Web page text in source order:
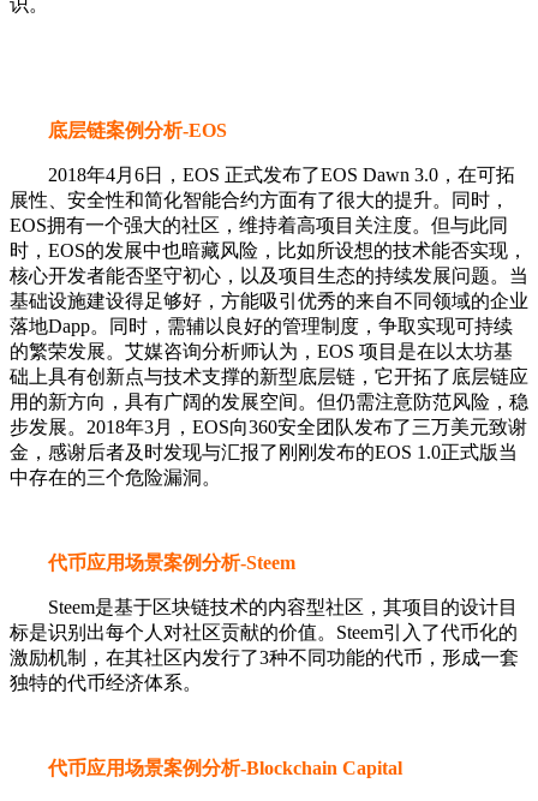
识。
底层链案例分析-EOS
2018年4月6日，EOS 正式发布了EOS Dawn 3.0，在可拓
展性、安全性和简化智能合约方面有了很大的提升。同时，
EOS拥有一个强大的社区，维持着高项目关注度。但与此同
时，EOS的发展中也暗藏风险，比如所设想的技术能否实现，
核心开发者能否坚守初心，以及项目生态的持续发展问题。当
基础设施建设得足够好，方能吸引优秀的来自不同领域的企业
落地Dapp。同时，需辅以良好的管理制度，争取实现可持续
的繁荣发展。艾媒咨询分析师认为，EOS 项目是在以太坊基
础上具有创新点与技术支撑的新型底层链，它开拓了底层链应
用的新方向，具有广阔的发展空间。但仍需注意防范风险，稳
步发展。2018年3月，EOS向360安全团队发布了三万美元致谢
金，感谢后者及时发现与汇报了刚刚发布的EOS 1.0正式版当
中存在的三个危险漏洞。
代币应用场景案例分析-Steem
Steem是基于区块链技术的内容型社区，其项目的设计目
标是识别出每个人对社区贡献的价值。Steem引入了代币化的
激励机制，在其社区内发行了3种不同功能的代币，形成一套
独特的代币经济体系。
代币应用场景案例分析-Blockchain Capital